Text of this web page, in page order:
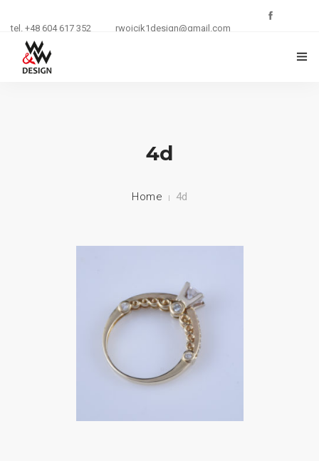
tel. +48 604 617 352 rwojcik1design@gmail.com
4d
Home 4d